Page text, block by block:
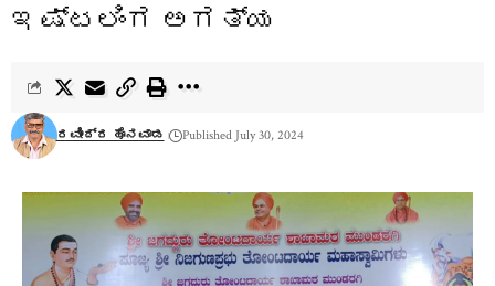
ಇಷ್ಟಲಿಂಗ ಅಗತ್ಯ
ರವೀಂದ್ರ ಹೊನವಾಡ Published July 30, 2024